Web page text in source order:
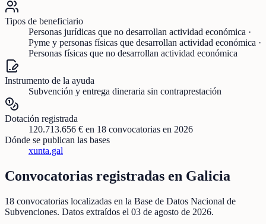
Tipos de beneficiario
Personas jurídicas que no desarrollan actividad económica ·
Pyme y personas físicas que desarrollan actividad económica ·
Personas físicas que no desarrollan actividad económica
Instrumento de la ayuda
Subvención y entrega dineraria sin contraprestación
Dotación registrada
120.713.656 € en 18 convocatorias en 2026
Dónde se publican las bases
xunta.gal
Convocatorias registradas en Galicia
18 convocatorias localizadas en la Base de Datos Nacional de
Subvenciones. Datos extraídos el 03 de agosto de 2026.